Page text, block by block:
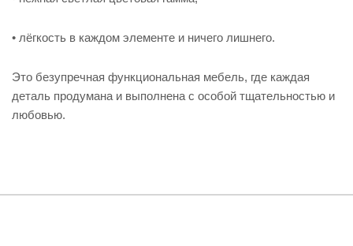
• лёгкость в каждом элементе и ничего лишнего.
Это безупречная функциональная мебель, где каждая
деталь продумана и выполнена с особой тщательностью и
любовью.